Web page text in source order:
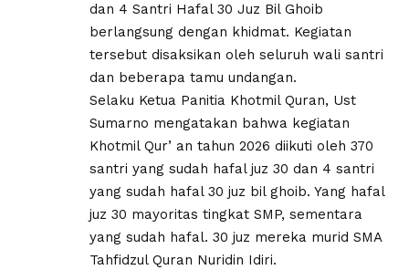
dan 4 Santri Hafal 30 Juz Bil Ghoib
berlangsung dengan khidmat. Kegiatan
tersebut disaksikan oleh seluruh wali santri
dan beberapa tamu undangan.
Selaku Ketua Panitia Khotmil Quran, Ust
Sumarno mengatakan bahwa kegiatan
Khotmil Qur’ an tahun 2026 diikuti oleh 370
santri yang sudah hafal juz 30 dan 4 santri
yang sudah hafal 30 juz bil ghoib. Yang hafal
juz 30 mayoritas tingkat SMP, sementara
yang sudah hafal. 30 juz mereka murid SMA
Tahfidzul Quran Nuridin Idiri.